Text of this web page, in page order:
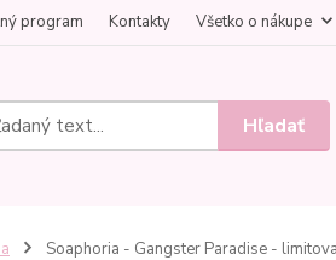
program Kontakty Všetko o nákupe
Hľadať
Soaphoria - Gangster Paradise -